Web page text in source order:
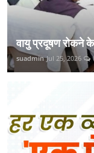
वायु प्रदूषण रोकने के
suadmin Jul 25, 2026